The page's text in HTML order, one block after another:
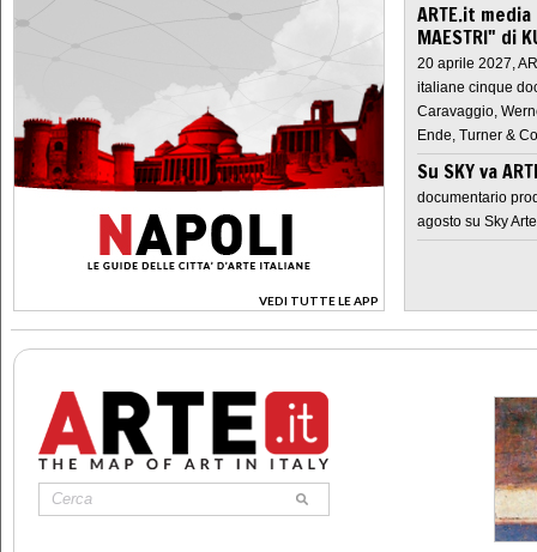
VEDI TUTTE LE APP
>
ARTE.it
MAESTRI" di
20 aprile 2027,
italiane cinque
Caravaggio,
Ende, Turner &
Su SKY va
documentario
agosto su Sky Arte